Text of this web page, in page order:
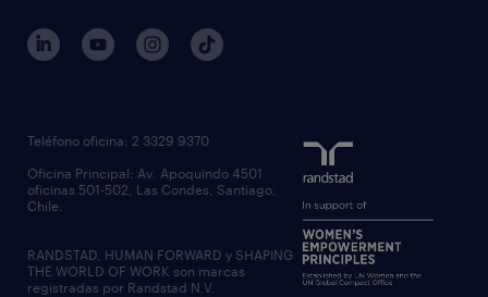
Teléfono oficina: 2 3329 9370
Oficina Principal: Av. Apoquindo 4501
oficinas 501-502, Las Condes, Santiago,
Chile.
RANDSTAD, HUMAN FORWARD y SHAPING
THE WORLD OF WORK son marcas
registradas por Randstad N.V.